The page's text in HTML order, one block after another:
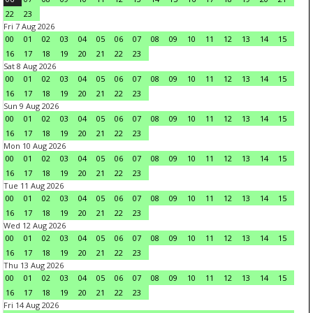
22
23
Fri 7 Aug 2026
00
01 02 03 04 05 06 07 08 09 10 11 12 13 14
15
16
17 18 19 20 21 22
23
Sat 8 Aug 2026
00
01 02 03 04 05 06 07 08 09 10 11 12 13 14
15
16
17 18 19 20 21 22
23
Sun 9 Aug 2026
00
01 02 03 04 05 06 07 08 09 10 11 12 13 14
15
16
17 18 19 20 21 22
23
Mon 10 Aug 2026
00
01 02 03 04 05 06 07 08 09 10 11 12 13 14
15
16
17 18 19 20 21 22
23
Tue 11 Aug 2026
00
01 02 03 04 05 06 07 08 09 10 11 12 13 14
15
16
17 18 19 20 21 22
23
Wed 12 Aug 2026
00
01 02 03 04 05 06 07 08 09 10 11 12 13 14
15
16
17 18 19 20 21 22
23
Thu 13 Aug 2026
00
01 02 03 04 05 06 07 08 09 10 11 12 13 14
15
16
17 18 19 20 21 22
23
Fri 14 Aug 2026